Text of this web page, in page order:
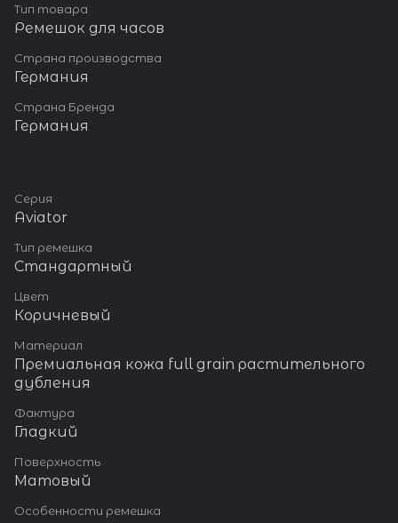
Тип товара
Ремешок для часов
Страна производства
Германия
Страна Бренда
Германия
Серия
Aviator
Тип ремешка
Стандартный
Цвет
Коричневый
Материал
Премиальная кожа full grain растительного
дубления
Фактура
Гладкий
Поверхность
Матовый
Особенности ремешка